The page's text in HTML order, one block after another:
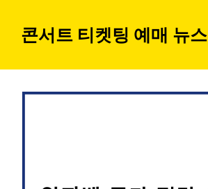
콘서트 티켓팅 예매 뉴스